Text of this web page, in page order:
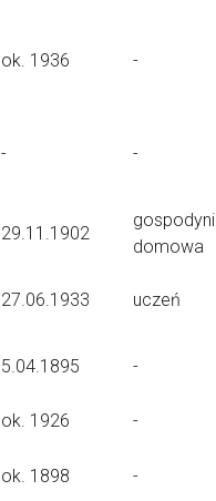
ok. 1936 -
- -
29.11.1902
gospodyni
domowa
27.06.1933 uczeń
5.04.1895 -
ok. 1926 -
ok. 1898 -